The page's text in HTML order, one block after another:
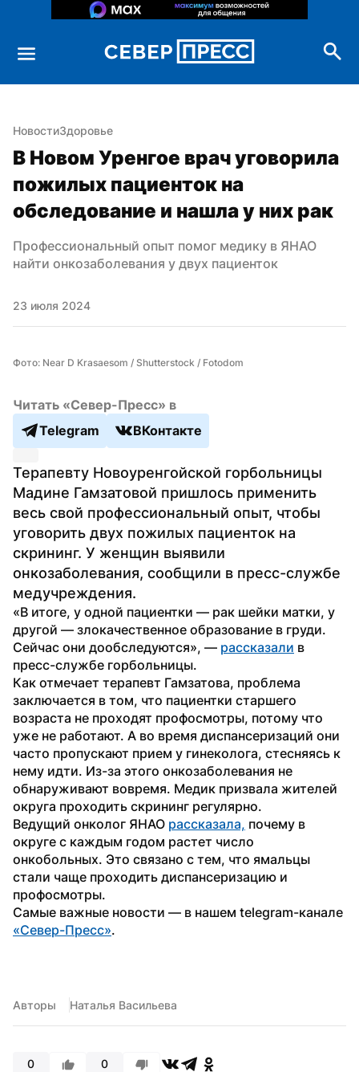
НовостиЗдоровье
В Новом Уренгое врач уговорила
пожилых пациенток на
обследование и нашла у них рак
Профессиональный опыт помог медику в ЯНАО
найти онкозаболевания у двух пациенток
23 июля 2024
Фото: Near D Krasaesom / Shutterstock / Fotodom
Читать «Север-Пресс» в
Telegram
ВКонтакте
Терапевту Новоуренгойской горбольницы
Мадине Гамзатовой пришлось применить
весь свой профессиональный опыт, чтобы
уговорить двух пожилых пациенток на
скрининг. У женщин выявили
онкозаболевания, сообщили в пресс-службе
медучреждения.
«В итоге, у одной пациентки — рак шейки матки, у
другой — злокачественное образование в груди.
Сейчас они дообследуются», — рассказали в
пресс-службе горбольницы.
Как отмечает терапевт Гамзатова, проблема
заключается в том, что пациентки старшего
возраста не проходят профосмотры, потому что
уже не работают. А во время диспансеризаций они
часто пропускают прием у гинеколога, стесняясь к
нему идти. Из-за этого онкозаболевания не
обнаруживают вовремя. Медик призвала жителей
округа проходить скрининг регулярно.
Ведущий онколог ЯНАО рассказала, почему в
округе с каждым годом растет число
онкобольных. Это связано с тем, что ямальцы
стали чаще проходить диспансеризацию и
профосмотры.
«Север-Пресс».
Авторы Наталья Васильева
0 0